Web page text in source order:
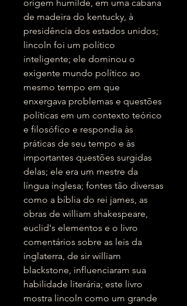
origem humilde, em uma cabana
de madeira do kentucky, à
presidência dos estados unidos;
lincoln foi um político
inteligente; ele dominou o
exigente mundo político ao
mesmo tempo em que
enxergava problemas e questões
políticas em um contexto teórico
e filosófico e respondia às
práticas de seu tempo e às
importantes questões surgidas
delas; ele era um mestre da
língua inglesa; fontes tão diversas
como a bíblia do rei james, as
obras de william shakespeare,
euclid's elementos e o livro
comentários sobre as leis da
inglaterra, de sir william
blackstone, influenciaram sua
habilidade literária; este livro
mostra lincoln como um grande